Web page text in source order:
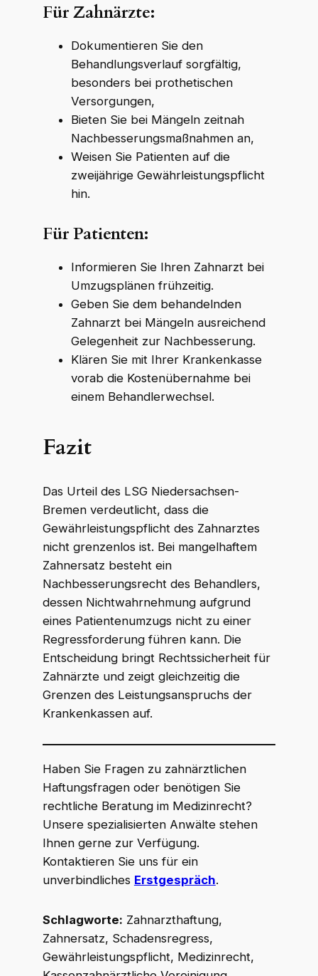
Für Zahnärzte:
Dokumentieren Sie den
Behandlungsverlauf sorgfältig,
besonders bei prothetischen
Versorgungen,
Bieten Sie bei Mängeln zeitnah
Nachbesserungsmaßnahmen an,
Weisen Sie Patienten auf die
zweijährige Gewährleistungspflicht
hin.
Für Patienten:
Informieren Sie Ihren Zahnarzt bei
Umzugsplänen frühzeitig.
Geben Sie dem behandelnden
Zahnarzt bei Mängeln ausreichend
Gelegenheit zur Nachbesserung.
Klären Sie mit Ihrer Krankenkasse
vorab die Kostenübernahme bei
einem Behandlerwechsel.
Fazit
Das Urteil des LSG Niedersachsen-
Bremen verdeutlicht, dass die
Gewährleistungspflicht des Zahnarztes
nicht grenzenlos ist. Bei mangelhaftem
Zahnersatz besteht ein
Nachbesserungsrecht des Behandlers,
dessen Nichtwahrnehmung aufgrund
eines Patientenumzugs nicht zu einer
Regressforderung führen kann. Die
Entscheidung bringt Rechtssicherheit für
Zahnärzte und zeigt gleichzeitig die
Grenzen des Leistungsanspruchs der
Krankenkassen auf.
Haben Sie Fragen zu zahnärztlichen
Haftungsfragen oder benötigen Sie
rechtliche Beratung im Medizinrecht?
Unsere spezialisierten Anwälte stehen
Ihnen gerne zur Verfügung.
Kontaktieren Sie uns für ein
unverbindliches Erstgespräch.
Schlagworte: Zahnarzthaftung,
Zahnersatz, Schadensregress,
Gewährleistungspflicht, Medizinrecht,